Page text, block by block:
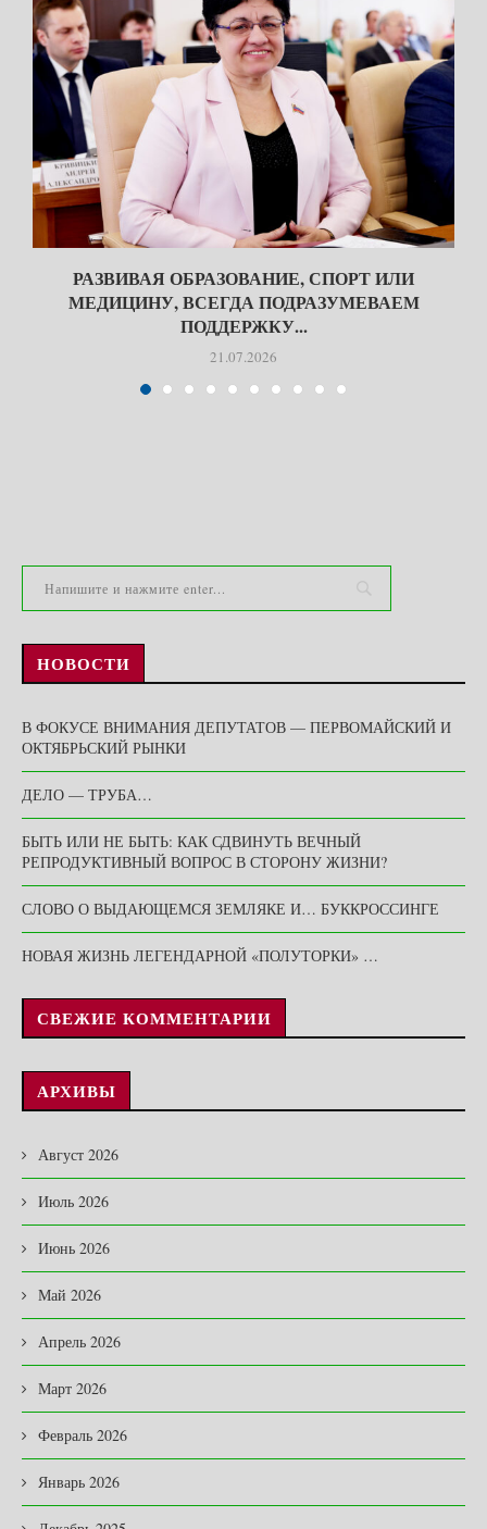
РАЗВИВАЯ ОБРАЗОВАНИЕ, СПОРТ ИЛИ
МЕДИЦИНУ, ВСЕГДА ПОДРАЗУМЕВАЕМ
ПОДДЕРЖКУ...
21.07.2026
НОВОСТИ
В ФОКУСЕ ВНИМАНИЯ ДЕПУТАТОВ — ПЕРВОМАЙСКИЙ И
ОКТЯБРЬСКИЙ РЫНКИ
ДЕЛО — ТРУБА…
БЫТЬ ИЛИ НЕ БЫТЬ: КАК СДВИНУТЬ ВЕЧНЫЙ
РЕПРОДУКТИВНЫЙ ВОПРОС В СТОРОНУ ЖИЗНИ?
СЛОВО О ВЫДАЮЩЕМСЯ ЗЕМЛЯКЕ И… БУККРОССИНГЕ
НОВАЯ ЖИЗНЬ ЛЕГЕНДАРНОЙ «ПОЛУТОРКИ» …
СВЕЖИЕ КОММЕНТАРИИ
АРХИВЫ
Август 2026
Июль 2026
Июнь 2026
Май 2026
Апрель 2026
Март 2026
Февраль 2026
Январь 2026